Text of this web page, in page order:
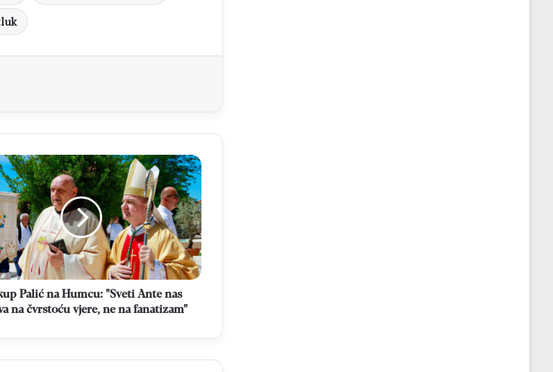
Palić na Humcu: "Sveti Ante nas
na čvrstoću vjere, ne na fanatizam"